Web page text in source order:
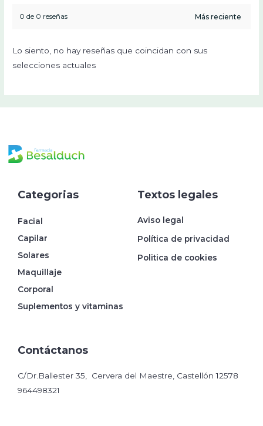
0 de 0 reseñas
Lo siento, no hay reseñas que coincidan con sus
selecciones actuales
Categorias
Facial
Capilar
Solares
Maquillaje
Corporal
Suplementos y vitaminas
Textos legales
Aviso legal
Política de privacidad
Politica de cookies
Contáctanos
C/Dr.Ballester 35, Cervera del Maestre, Castellón 12578
964498321